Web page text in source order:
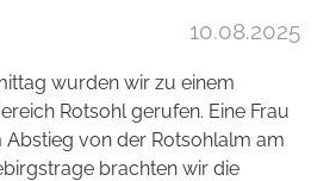
10.08.2025
wurden wir zu einem
Rotsohl gerufen. Eine Frau
Abstieg von der Rotsohlalm am
brachten wir die